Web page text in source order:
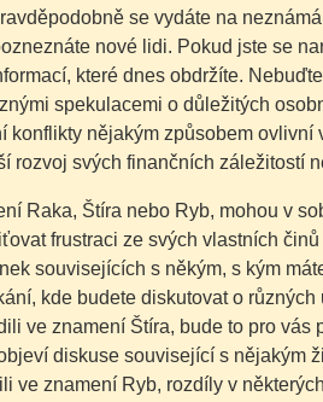
se vydáte na
nové lidi. Pokud jste se
které dnes obdržíte.
spekulacemi o důležitých
konflikty nějakým způsobem
rozvoj svých finančních záležitostí
Raka, Štíra nebo Ryb, mohou v
frustraci ze svých vlastních
souvisejících s někým, s kým
kde budete diskutovat o
ve znamení Štíra, bude to pro
diskuse související s nějakým
ve znamení Ryb, rozdíly v